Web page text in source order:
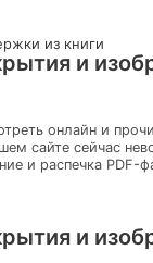
из книги
и
онлайн и
сайте сейчас
и распечка PDF-
и